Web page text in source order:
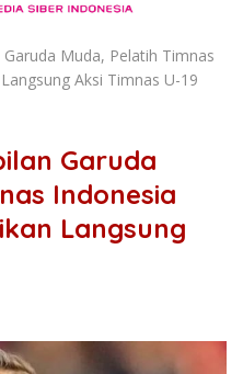
Muda, Pelatih Timnas
Aksi Timnas U-19
Garuda
Indonesia
Langsung